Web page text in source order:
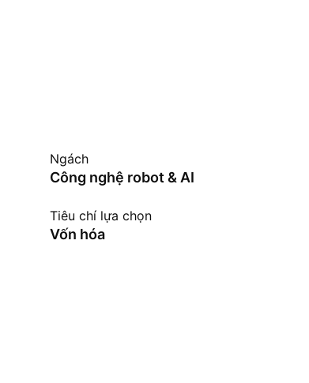
Ngách
Công nghệ robot & AI
Tiêu chí lựa chọn
Vốn hóa